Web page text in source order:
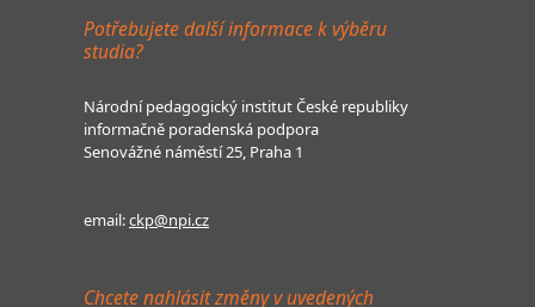
Potřebujete další informace k výběru
studia?
Národní pedagogický institut České republiky
informačně poradenská podpora
Senovážné náměstí 25, Praha 1
email:ckp@npi.cz
Chcete nahlásit změny v uvedených